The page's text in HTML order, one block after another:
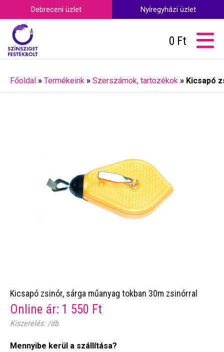
Debreceni üzlet Nyíregyházi üzlet
0 Ft
Főoldal » Termékeink » Szerszámok, tartozékok » Kicsapó
Kicsapó zsinór, sárga műanyag tokban 30m zsinórral
Online ár: 1 550 Ft
Kiszerelés: /db
Mennyibe kerül a szállítása?